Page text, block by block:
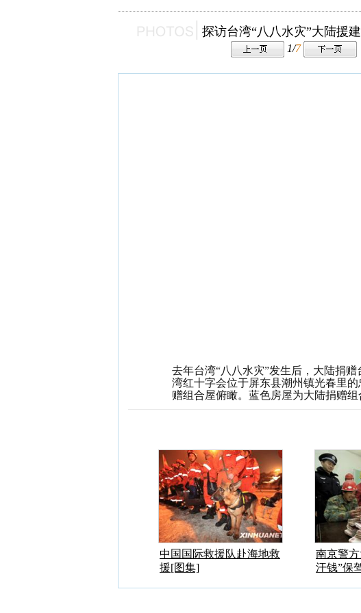
探访台湾“八八水灾”大陆援
1/7
去年台湾“八八水灾”发生后，大陆捐
湾红十字会位于屏东县潮州镇光春里
赠组合屋俯瞰。蓝色房屋为大陆捐赠
中国国际救援队赴海地救
援[图集]
南京警
汗钱”保